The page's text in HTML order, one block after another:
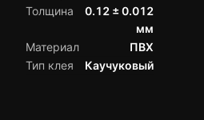
Толщина
0.12 ± 0.012
мм
Материал
ПВХ
Тип клея
Каучуковый